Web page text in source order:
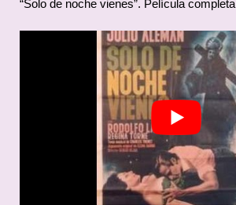
“Solo de noche vienes”. Película completa